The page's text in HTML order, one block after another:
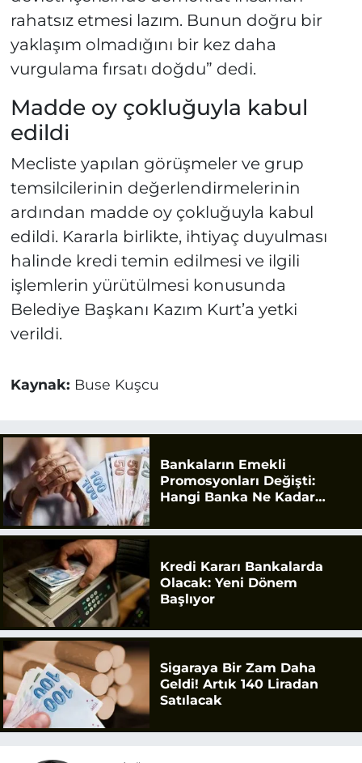
rahatsız etmesi lazım. Bunun doğru bir
yaklaşım olmadığını bir kez daha
vurgulama fırsatı doğdu” dedi.
Madde oy çokluğuyla kabul
edildi
Mecliste yapılan görüşmeler ve grup
temsilcilerinin değerlendirmelerinin
ardından madde oy çokluğuyla kabul
edildi. Kararla birlikte, ihtiyaç duyulması
halinde kredi temin edilmesi ve ilgili
işlemlerin yürütülmesi konusunda
Belediye Başkanı Kazım Kurt’a yetki
verildi.
Kaynak: Buse Kuşcu
Bankaların Emekli
Promosyonları Değişti:
Hangi Banka Ne Kadar
Kredi Kararı Bankalarda
Olacak: Yeni Dönem
Başlıyor
Sigaraya Bir Zam Daha
Geldi! Artık 140 Liradan
Satılacak